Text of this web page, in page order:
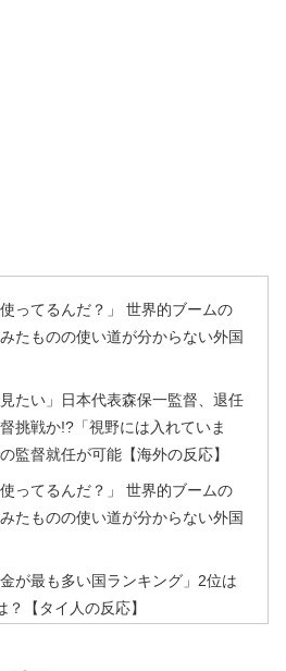
ってるんだ？」 世界的ブームの
たものの使い道が分からない外国
たい」日本代表森保一監督、退任
挑戦か!?「視野には入れていま
監督就任が可能【海外の反応】
ってるんだ？」 世界的ブームの
たものの使い道が分からない外国
が最も多い国ランキング」2位は
【タイ人の反応】